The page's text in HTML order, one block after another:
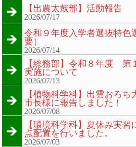
【出農太鼓部】活動報告
2026/07/17
令和９年度入学者選抜特色
要）
2026/07/14
【総務部】令和８年度 第
実施について
2026/07/13
【植物科学科】出雲おろ
市長様に報告しました！
2026/07/08
【環境科学科】夏休み実習
点配置を行いました。
2026/07/03